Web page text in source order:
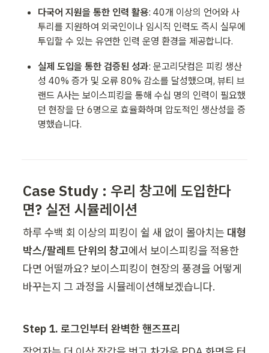
다국어 지원을 통한 인력 활용: 40개 이상의 언어와 사
투리를 지원하여 외국인이나 임시직 인력도 즉시 실무에
투입할 수 있는 유연한 인력 운영 환경을 제공합니다.
실제 도입을 통한 검증된 성과: 문고리닷컴은 피킹 생산
성 40% 증가 및 오류 80% 감소를 달성했으며, 뷰티 브
랜드 A사는 보이스피킹을 통해 수십 명의 인력이 필요했
던 현장을 단 6명으로 효율화하며 압도적인 생산성을 증
명했습니다.
Case Study : 우리 창고에 도입한다
면? 실전 시뮬레이션
하루 수백 회 이상의 피킹이 쉴 새 없이 몰아치는 대형
박스/팔레트 단위의 창고에서 보이스피킹을 적용한
다면 어떨까요? 보이스피킹이 현장의 풍경을 어떻게
바꾸는지 그 과정을 시뮬레이션해보겠습니다.
Step 1. 로그인부터 완벽한 핸즈프리